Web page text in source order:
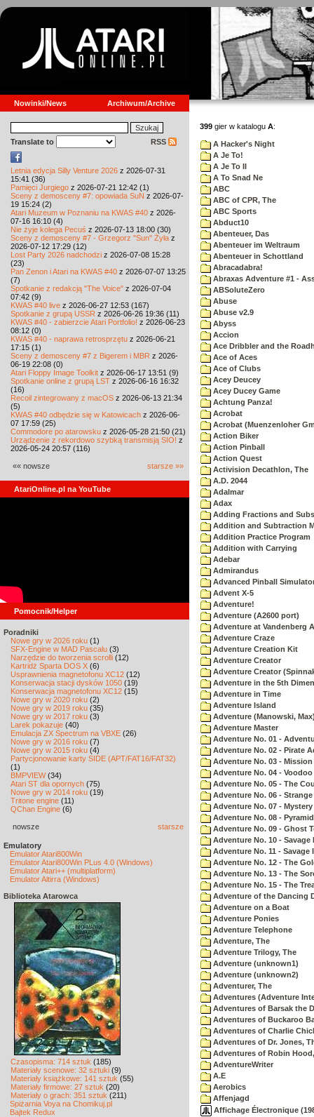
Nowinki/News Archiwum/Archive
Translate to RSS
Letnia edycja Silly Venture 2026 z 2026-07-31
15:41 (36)
Pamięci Jurgiego z 2026-07-21 12:42 (1)
Sceny z demosceny #7: opowiada SuN z 2026-07-
19 15:24 (2)
Atari Muzeum w Poznaniu na KWAS #40 z 2026-
07-16 16:10 (4)
Nie żyje kolega Pecuś z 2026-07-13 18:00 (30)
Sceny z demosceny #7 - Grzegorz "Sun" Żyła z
2026-07-12 17:29 (12)
Lost Party 2026 nadchodzi z 2026-07-08 15:28
(23)
Pan Zenon i Atari na KWAS #40 z 2026-07-07 13:25
(7)
Spotkanie z redakcją "The Voice" z 2026-07-04
07:42 (9)
KWAS #40 live z 2026-06-27 12:53 (167)
Spotkanie z grupą USSR z 2026-06-26 19:36 (11)
KWAS #40 - zabierzcie Atari Portfolio! z 2026-06-23
08:12 (0)
KWAS #40 - naprawa retrosprzętu z 2026-06-21
17:15 (1)
Sceny z demosceny #7 z Bigerem i MBR z 2026-
06-19 22:08 (0)
Atari Floppy Image Toolkit z 2026-06-17 13:51 (9)
Spotkanie online z grupą LST z 2026-06-16 16:32
(16)
Recoil zintegrowany z macOS z 2026-06-13 21:34
(5)
KWAS #40 odbędzie się w Katowicach z 2026-06-
07 17:59 (25)
Commodore po atarowsku z 2026-05-28 21:50 (21)
Urządzenie z rekordowo szybką transmisją SIO! z
2026-05-24 20:57 (116)
«« nowsze starsze »»
AtariOnline.pl na YouTube
Pomocnik/Helper
Poradniki
Nowe gry w 2026 roku (1)
SFX-Engine w MAD Pascalu (3)
Narzędzie do tworzenia scrolli (12)
Kartridż Sparta DOS X (6)
Usprawnienia magnetofonu XC12 (12)
Konserwacja stacji dysków 1050 (19)
Konserwacja magnetofonu XC12 (15)
Nowe gry w 2020 roku (2)
Nowe gry w 2019 roku (35)
Nowe gry w 2017 roku (3)
Larek pokazuje (40)
Emulacja ZX Spectrum na VBXE (26)
Nowe gry w 2016 roku (7)
Nowe gry w 2015 roku (4)
Partycjonowanie karty SIDE (APT/FAT16/FAT32)
(1)
BMPVIEW(34)
Atari ST dla opornych (75)
Nowe gry w 2014 roku (19)
Tritone engine (11)
QChan Engine (6)
nowsze starsze
Emulatory
Emulator Atari800Win
Emulator Atari800Win PLus 4.0 (Windows)
Emulator Atari++ (multiplatform)
Emulator Altirra (Windows)
Biblioteka Atarowca
Czasopisma: 714 sztuk (185)
Materiały scenowe: 32 sztuki (9)
Materiały książkowe: 141 sztuk (55)
Materiały firmowe: 27 sztuk (20)
Materiały o grach: 351 sztuk (211)
Spiżarnia Voya na Chomikuj.pl
Bajtek Redux
399 gier w katalogu A:
A Hacker's Night
A Je To!
A Je To II
A To Snad Ne
ABC
ABC of CPR, The
ABC Sports
Abduct10
Abenteuer, Das
Abenteuer im Weltraum
Abenteuer in Schottland
Abracadabra!
Abraxas Adventure #1 -
ABSoluteZero
Abuse
Abuse v2.9
Abyss
Accion
Ace Dribbler and the
Ace of Aces
Ace of Clubs
Acey Deucey
Acey Ducey Game
Achtung Panza!
Acrobat
Acrobat (Muenzenloher
Action Biker
Action Pinball
Action Quest
Activision Decathlon, The
A.D. 2044
Adalmar
Adax
Adding Fractions and
Addition and Subtraction
Addition Practice Program
Addition with Carrying
Adebar
Admirandus
Advanced Pinball
Advent X-5
Adventure!
Adventure (A2600 port)
Adventure at Vandenberg
Adventure Craze
Adventure Creation Kit
Adventure Creator
Adventure Creator
Adventure in the 5th
Adventure in Time
Adventure Island
Adventure (Manowski,
Adventure Master
Adventure No. 01 -
Adventure No. 02 - Pirate
Adventure No. 03 -
Adventure No. 04 - Voodoo
Adventure No. 05 - The
Adventure No. 06 -
Adventure No. 07 -
Adventure No. 08 -
Adventure No. 09 - Ghost
Adventure No. 10 - Savage
Adventure No. 11 - Savage
Adventure No. 12 - The
Adventure No. 13 - The
Adventure No. 15 - The
Adventure of the Dancing
Adventure on a Boat
Adventure Ponies
Adventure Telephone
Adventure, The
Adventure Trilogy, The
Adventure (unknown1)
Adventure (unknown2)
Adventurer, The
Adventures (Adventure
Adventures of Barsak the
Adventures of Buckaroo
Adventures of Charlie
Adventures of Dr. Jones,
Adventures of Robin
AdventureWriter
A.E
Aerobics
Affenjagd
Affichage Électronique